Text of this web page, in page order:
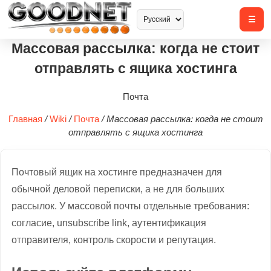
Массовая рассылка: когда не стоит
отправлять с ящика хостинга
Почта
Главная / Wiki / Почта / Массовая рассылка: когда не стоит
отправлять с ящика хостинга
Почтовый ящик на хостинге предназначен для
обычной деловой переписки, а не для больших
рассылок. У массовой почты отдельные требования:
согласие, unsubscribe link, аутентификация
отправителя, контроль скорости и репутация.